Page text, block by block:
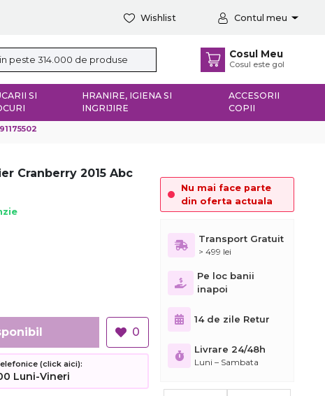
Wishlist Contul meu
Cosul Meu
Cosul este gol
SI
HRANIRE, IGIENA SI
INGRIJIRE
ACCESORII
COPII
Cranberry 2015 Abc
0
(click aici):
Luni-Vineri
Nu mai face parte
din oferta actuala
Transport Gratuit
> 499 lei
Pe loc banii
inapoi
14 de zile Retur
Livrare 24/48h
Luni – Sambata